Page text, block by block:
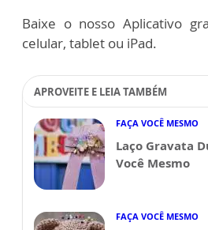
Baixe o nosso Aplicativo
celular, tablet ou iPad.
APROVEITE E LEIA TAMBÉM
FAÇA VOCÊ MESMO
Laço Gravata
Você Mesmo
FAÇA VOCÊ MESMO